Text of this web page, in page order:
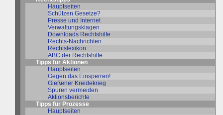
Hauptseiten
Schützen Gesetze?
Presse und Internet
Verwaltungsklagen
Downloads Rechtshilfe
Rechts-Nachrichten
Rechtslexikon
ABC der Rechtshilfe
Tipps für Aktionen
Hauptseiten
Gegen das Einsperren!
Gießener Kreidekrieg
Spuren vermeiden
Aktionsberichte
Tipps für Prozesse
Hauptseiten